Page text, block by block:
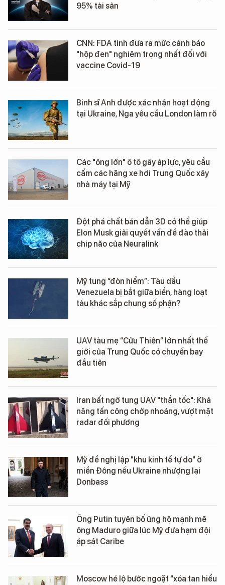
95% tài sản
CNN: FDA tính đưa ra mức cảnh báo
"hộp đen" nghiêm trọng nhất đối với
vaccine Covid-19
Binh sĩ Anh được xác nhận hoạt động
tại Ukraine, Nga yêu cầu London làm rõ
Các "ông lớn" ô tô gây áp lực, yêu cầu
cấm các hãng xe hơi Trung Quốc xây
nhà máy tại Mỹ
Đột phá chất bán dẫn 3D có thể giúp
Elon Musk giải quyết vấn đề đào thải
chip não của Neuralink
Mỹ tung “đòn hiểm”: Tàu dầu
Venezuela bị bắt giữa biển, hàng loạt
tàu khác sắp chung số phận?
UAV tàu mẹ “Cửu Thiên” lớn nhất thế
giới của Trung Quốc có chuyến bay
đầu tiên
Iran bất ngờ tung UAV "thần tốc": Khả
năng tấn công chớp nhoáng, vượt mặt
radar đối phương
Mỹ đề nghị lập "khu kinh tế tự do" ở
miền Đông nếu Ukraine nhượng lại
Donbass
Ông Putin tuyên bố ủng hộ mạnh mẽ
ông Maduro giữa lúc Mỹ đưa hạm đội
áp sát Caribe
Moscow hé lộ bước ngoặt "xóa tan hiểu